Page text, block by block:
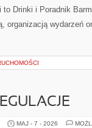
to Drinki i Poradnik
organizacją wydarzeń
MAJ - 7 - 2026